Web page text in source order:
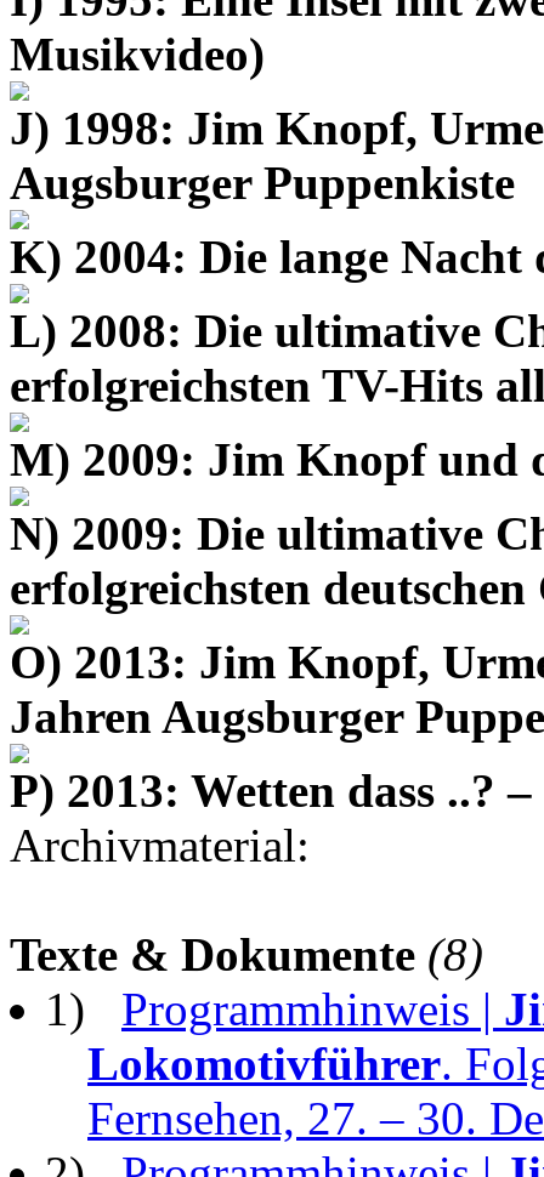
Musikvideo)
J) 1998: Jim Knopf,
Augsburger Puppenkiste
K) 2004: Die lange
L) 2008: Die ultimative
erfolgreichsten TV-Hits
M) 2009: Jim Knopf und
N) 2009: Die ultimative
erfolgreichsten
O) 2013: Jim Knopf,
Jahren Augsburger
P) 2013: Wetten dass ..?
Archivmaterial:
Texte & Dokumente (8)
1) Programmhinweis |
Lokomotivführer.
Fernsehen, 27. – 30.